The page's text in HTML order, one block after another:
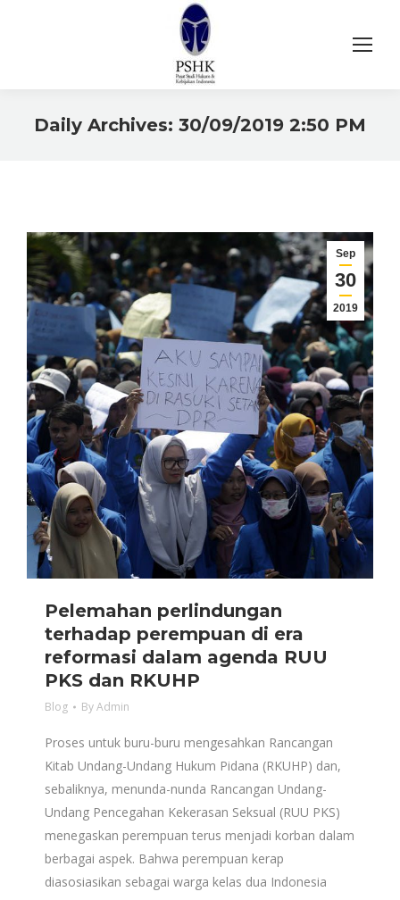
Daily Archives: 30/09/2019 2:50 PM
Sep
30
2019
Pelemahan perlindungan
terhadap perempuan di era
reformasi dalam agenda RUU
PKS dan RKUHP
Blog ByAdmin
Proses untuk buru-buru mengesahkan Rancangan
Kitab Undang-Undang Hukum Pidana (RKUHP) dan,
sebaliknya, menunda-nunda Rancangan Undang-
Undang Pencegahan Kekerasan Seksual (RUU PKS)
menegaskan perempuan terus menjadi korban dalam
berbagai aspek. Bahwa perempuan kerap
diasosiasikan sebagai warga kelas dua Indonesia